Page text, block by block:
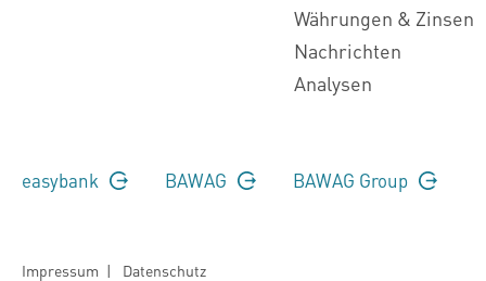
Währungen & Zinsen
Nachrichten
Analysen
easybank BAWAG BAWAG Group
Impressum | Datenschutz